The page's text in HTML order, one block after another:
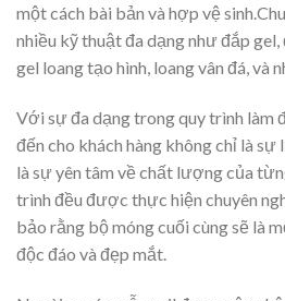
một cách bài bản và hợp vệ
nhiều kỹ thuật đa dạng như đắp
gel loang tạo hình, loang vân đá, và
Với sự đa dạng trong quy trình làm
đến cho khách hàng không chỉ là sự
là sự yên tâm về chất lượng của
trình đều được thực hiện chuyên
bảo rằng bộ móng cuối cùng sẽ là
độc đáo và đẹp mắt.